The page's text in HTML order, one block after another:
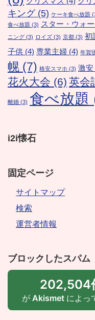
キング(5) ケーキ食べ放題
食べ放題 (3) スター・ウォ
ニング (3) ロイズ (3) 京都 (3) 初
子供 (4) 専業主婦 (4) 年賀
幌 (7) 格安スマホ (3) 激安
花火大会 (6) 英会
離婚 (3) 食べ放題
i2i懐石
固定ページ
サイトマップ
検索
運営者情報
ブロックしたスパム
202,504
が Akismetによっ